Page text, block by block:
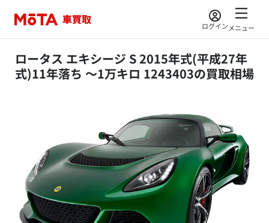
ログインメニュー
ロータス エキシージ S 2015年式(平成27年
式)11年落ち ～1万キロ 1243403の買取相場